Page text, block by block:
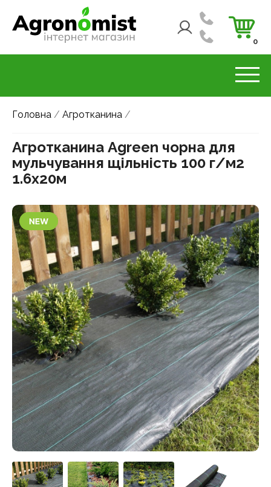
0
Головна / Агротканина /
Агротканина Agreen чорна для
мульчування щільність 100 г/м2
1.6х20м